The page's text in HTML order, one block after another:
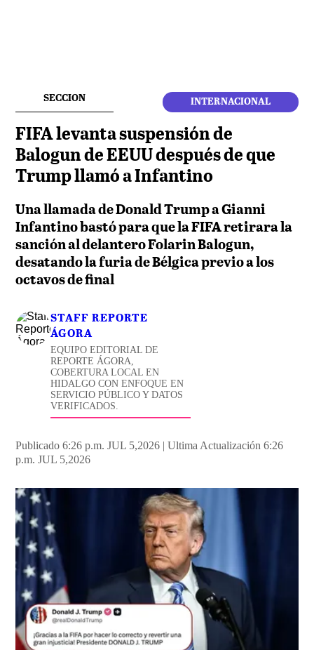
SECCION INTERNACIONAL
FIFA levanta suspensión de
Balogun de EEUU después de que
Trump llamó a Infantino
Una llamada de Donald Trump a Gianni
Infantino bastó para que la FIFA retirara la
sanción al delantero Folarin Balogun,
desatando la furia de Bélgica previo a los
octavos de final
STAFF REPORTE
ÁGORA
EQUIPO EDITORIAL DE
REPORTE ÁGORA,
COBERTURA LOCAL EN
HIDALGO CON ENFOQUE EN
SERVICIO PÚBLICO Y DATOS
VERIFICADOS.
Publicado 6:26 p.m. JUL 5,2026 | Ultima Actualización 6:26
p.m. JUL 5,2026